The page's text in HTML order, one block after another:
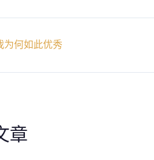
为何如此优秀
章